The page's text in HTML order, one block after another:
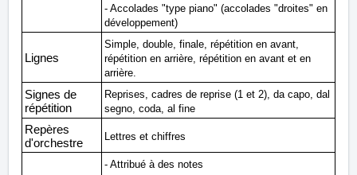
- Accolades "type piano" (accolades "droites" en
développement)
Lignes
Simple, double, finale, répétition en avant,
répétition en arrière, répétition en avant et en
arrière.
Signes de
répétition
Reprises, cadres de reprise (1 et 2), da capo, dal
segno, coda, al fine
Repères
d'orchestre
Lettres et chiffres
- Attribué à des notes